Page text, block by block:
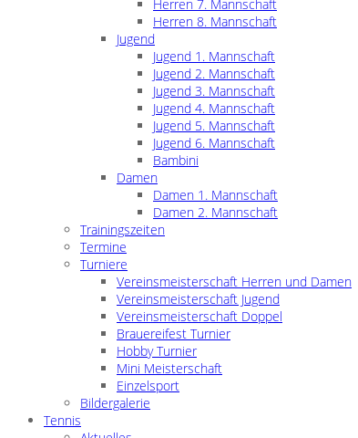
Herren 7. Mannschaft
Herren 8. Mannschaft
Jugend
Jugend 1. Mannschaft
Jugend 2. Mannschaft
Jugend 3. Mannschaft
Jugend 4. Mannschaft
Jugend 5. Mannschaft
Jugend 6. Mannschaft
Bambini
Damen
Damen 1. Mannschaft
Damen 2. Mannschaft
Trainingszeiten
Termine
Turniere
Vereinsmeisterschaft Herren und Damen
Vereinsmeisterschaft Jugend
Vereinsmeisterschaft Doppel
Brauereifest Turnier
Hobby Turnier
Mini Meisterschaft
Einzelsport
Bildergalerie
Tennis